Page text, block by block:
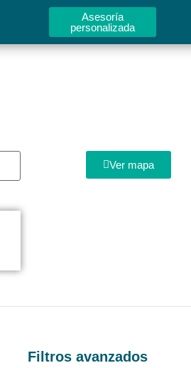
Asesoría
personalizada
Ver mapa
Filtros avanzados